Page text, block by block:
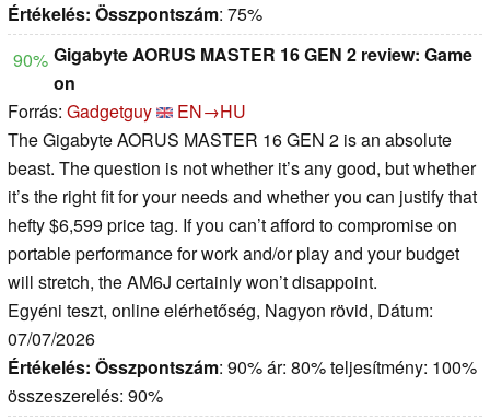
Értékelés: Összpontszám: 75%
90% Gigabyte AORUS MASTER 16 GEN 2 review: Game
on
Forrás: Gadgetguy
EN→HU
The Gigabyte AORUS MASTER 16 GEN 2 is an absolute
beast. The question is not whether it’s any good, but whether
it’s the right fit for your needs and whether you can justify that
hefty $6,599 price tag. If you can’t afford to compromise on
portable performance for work and/or play and your budget
will stretch, the AM6J certainly won’t disappoint.
Egyéni teszt, online elérhetőség, Nagyon rövid, Dátum:
07/07/2026
Értékelés: Összpontszám: 90% ár: 80% teljesítmény: 100%
összeszerelés: 90%